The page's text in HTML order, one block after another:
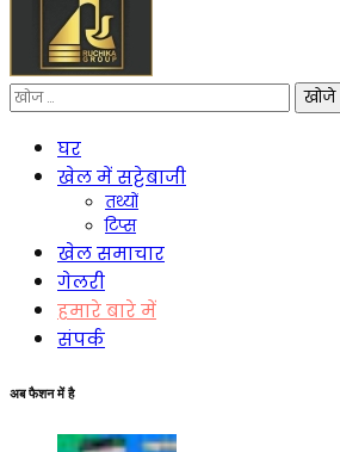
निम्न
को
खोजें:
घर
खेल में सट्टेबाजी
तथ्यों
टिप्स
खेल समाचार
गेलरी
हमारे बारे में
संपर्क
अब फैशन में है